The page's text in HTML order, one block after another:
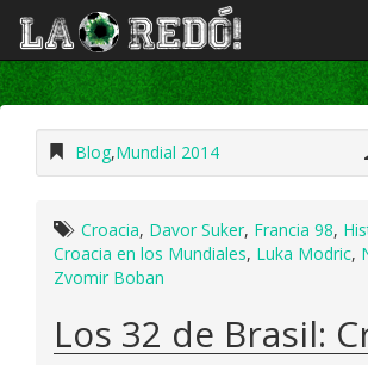
Blog,Mundial 2014
Croacia, Davor Suker, Francia 98,
Croacia en los Mundiales, Luka Modric,
Zvomir Boban
Los 32 de Brasil: